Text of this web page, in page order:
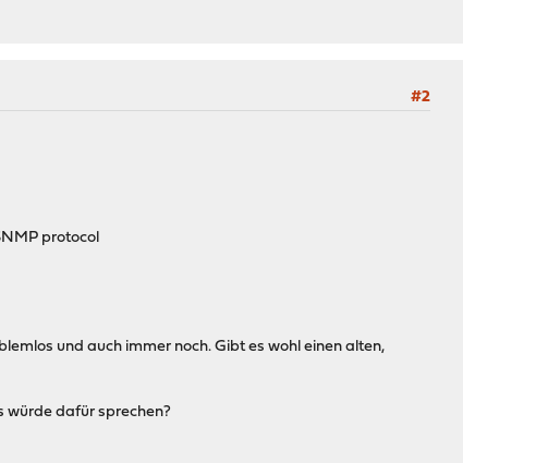
#2
protocol
und auch immer noch. Gibt es wohl einen alten,
würde dafür sprechen?